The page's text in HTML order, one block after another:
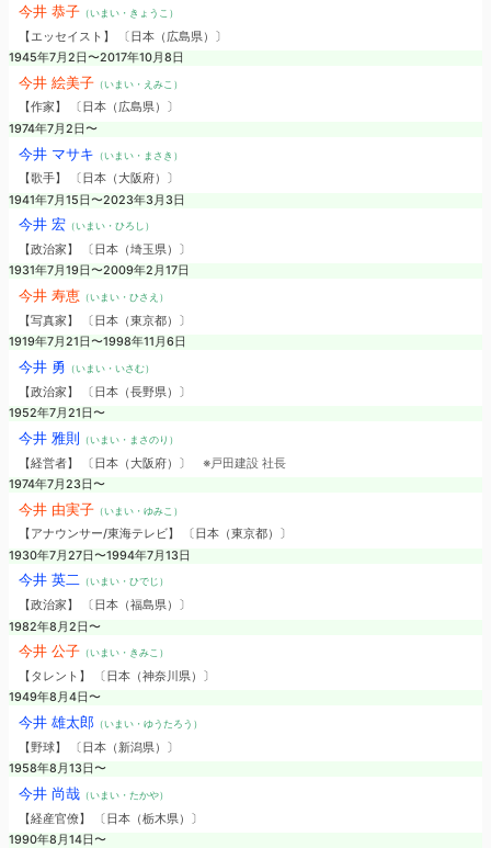
今井 恭子（いまい・きょうこ）
【エッセイスト】 〔日本（広島県）〕
1945年7月2日〜2017年10月8日
今井 絵美子（いまい・えみこ）
【作家】 〔日本（広島県）〕
1974年7月2日〜
今井 マサキ （いまい・まさき）
【歌手】 〔日本（大阪府）〕
1941年7月15日〜2023年3月3日
今井 宏（いまい・ひろし）
【政治家】 〔日本（埼玉県）〕
1931年7月19日〜2009年2月17日
今井 寿恵 （いまい・ひさえ）
【写真家】 〔日本（東京都）〕
1919年7月21日〜1998年11月6日
今井 勇 （いまい・いさむ）
【政治家】 〔日本（長野県）〕
1952年7月21日〜
今井 雅則 （いまい・まさのり）
【経営者】 〔日本（大阪府）〕 ※戸田建設 社長
1974年7月23日〜
今井 由実子（いまい・ゆみこ）
【アナウンサー/東海テレビ】 〔日本（東京都）〕
1930年7月27日〜1994年7月13日
今井 英二（いまい・ひでじ）
【政治家】 〔日本（福島県）〕
1982年8月2日〜
今井 公子（いまい・きみこ）
【タレント】 〔日本（神奈川県）〕
1949年8月4日〜
今井 雄太郎（いまい・ゆうたろう）
【野球】 〔日本（新潟県）〕
1958年8月13日〜
今井 尚哉（いまい・たかや）
【経産官僚】 〔日本（栃木県）〕
1990年8月14日〜